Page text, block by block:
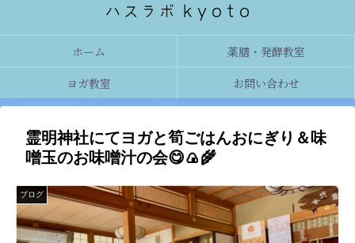
ホーム
薬膳・発酵教室
ヨガ教室
お問い合わせ
霊明神社にてヨガと筍ごはんおにぎり＆味
噌玉のお味噌汁の会😋🍙🌾
ブログ